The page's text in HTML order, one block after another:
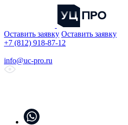
Оставить заявку Оставить заявку
+7 (812) 918-87-12
info@uc-pro.ru